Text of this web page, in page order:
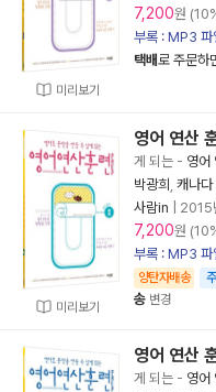
미리보기
7,200원
부록 : MP3 파
택배로 주문하
미리보기
영어 연산
게 되는 - 영어
박광희 캐나다
사람in
2015
7,200원
부록 : MP3 파
양탄자배송
송 변경
영어 연산
게 되는 - 영어